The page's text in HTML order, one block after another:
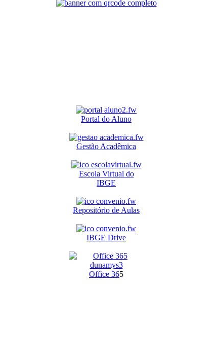
Portal do Aluno
Gestão Acadêmica
Escola Virtual do
IBGE
Repositório de Aulas
IBGE Drive
Office 365